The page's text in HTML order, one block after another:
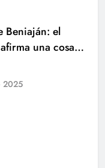
Beniaján: el
una cosa…
2025